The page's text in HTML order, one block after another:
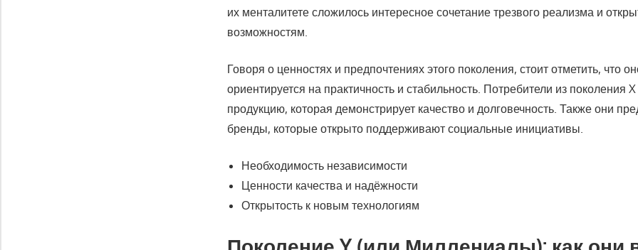
их менталитете сложилось интересное сочетание трезвого реализма и
возможностям.
Говоря о ценностях и предпочтениях этого поколения, стоит отметить, что
ориентируется на практичность и стабильность. Потребители из поколения
продукцию, которая демонстрирует качество и долговечность. Также они
бренды, которые открыто поддерживают социальные инициативы.
Необходимость независимости
Ценности качества и надёжности
Открытость к новым технологиям